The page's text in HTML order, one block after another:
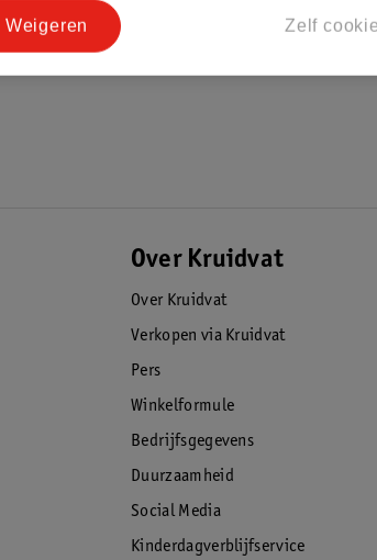
Over Kruidvat
Over Kruidvat
Verkopen via Kruidvat
Pers
Winkelformule
Bedrijfsgegevens
Duurzaamheid
Social Media
Kinderdagverblijfservice
Zelf
Weigeren